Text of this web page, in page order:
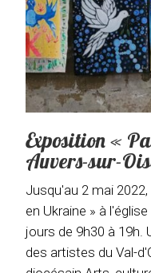
Exposition «
Auvers-sur-
Jusqu'au 2 mai
en Ukraine » à
jours de 9h30 à 19h.
des artistes du Val-